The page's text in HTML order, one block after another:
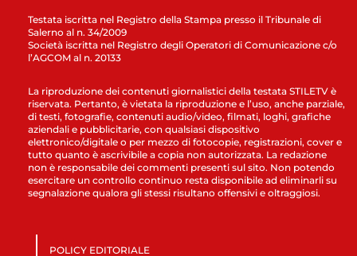
Testata iscritta nel Registro della Stampa presso il Tribunale di
Salerno al n. 34/2009
Società iscritta nel Registro degli Operatori di Comunicazione c/o
l’AGCOM al n. 20133
La riproduzione dei contenuti giornalistici della testata STILETV è
riservata. Pertanto, è vietata la riproduzione e l’uso, anche parziale,
di testi, fotografie, contenuti audio/video, filmati, loghi, grafiche
aziendali e pubblicitarie, con qualsiasi dispositivo
elettronico/digitale o per mezzo di fotocopie, registrazioni, cover e
tutto quanto è ascrivibile a copia non autorizzata. La redazione
non è responsabile dei commenti presenti sul sito. Non potendo
esercitare un controllo continuo resta disponibile ad eliminarli su
segnalazione qualora gli stessi risultano offensivi e oltraggiosi.
POLICY EDITORIALE